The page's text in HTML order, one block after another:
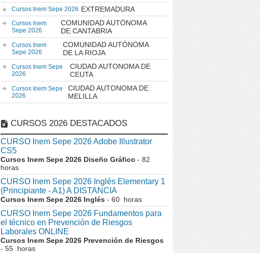
Cursos Inem Sepe 2026 EXTREMADURA
Cursos Inem
Sepe 2026
COMUNIDAD AUTÓNOMA
DE CANTABRIA
Cursos Inem
Sepe 2026
COMUNIDAD AUTÓNOMA
DE LA RIOJA
Cursos Inem Sepe
2026
CIUDAD AUTONOMA DE
CEUTA
Cursos Inem Sepe
2026
CIUDAD AUTONOMA DE
MELILLA
CURSOS 2026 DESTACADOS
CURSO Inem Sepe 2026 Adobe Illustrator
CS5
Cursos Inem Sepe 2026 Diseño Gráfico - 82
horas
CURSO Inem Sepe 2026 Inglés Elementary 1
(Principiante - A1) A DISTANCIA
Cursos Inem Sepe 2026 Inglés - 60 horas
CURSO Inem Sepe 2026 Fundamentos para
el técnico en Prevención de Riesgos
Laborales ONLINE
Cursos Inem Sepe 2026 Prevención de Riesgos
- 55 horas